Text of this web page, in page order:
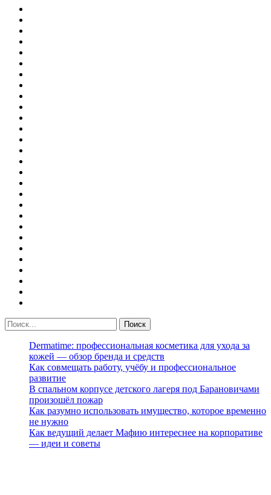
Dermatime: профессиональная косметика для ухода за
кожей — обзор бренда и средств
Как совмещать работу, учёбу и профессиональное
развитие
В спальном корпусе детского лагеря под Барановичами
произошёл пожар
Как разумно использовать имущество, которое временно
не нужно
Как ведущий делает Мафию интереснее на корпоративе
— идеи и советы